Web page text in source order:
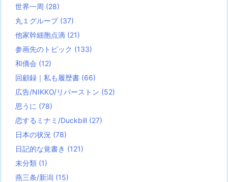
世界一周 (28)
丸１グループ (37)
他家幹細胞点滴 (21)
参画先のトピック (133)
和僑会 (12)
回顧録｜私も履歴書 (66)
広告/NIKKO/リバーストン (52)
思うに (78)
恋するミナミ/Duckbill (27)
日本の状況 (78)
日記的な覚書き (121)
未分類 (1)
燕三条/新潟 (15)